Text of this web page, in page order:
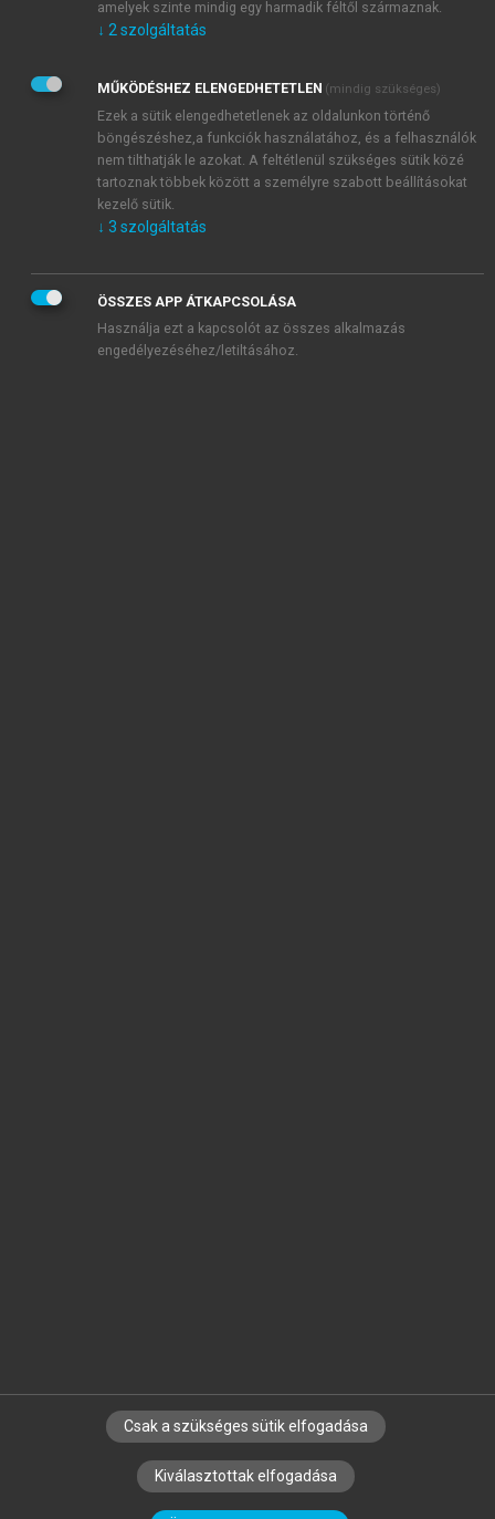
Kérek értesítést a MeRSZ újdonságairól, akcióiról.
Kérek értesítést az Akadémiai Kiadó Zrt. újdonságairól,
Adatkezelési tájékoztatóbanfoglaltakat tudomásul
veszem és elfogadom.
Általános vásárlási feltételeket, valamint a szotar.netés a
mersz.huoldalak licencszerződéseiben foglaltakat
tudomásul veszem és elfogadom.
KIPRÓBÁLOM
SZERZŐKNEK CÉGEKNEK KÖNYVTÁROSOKNAK
SZERKESZTÉSI ÉS LEKTORÁLÁSI ALAPELVEK
amelyek szinte mindig egy harmadik féltől származnak.
↓ 2 szolgáltatás
MŰKÖDÉSHEZ ELENGEDHETETLEN (mindig szükséges)
Ezek a sütik elengedhetetlenek az oldalunkon történő
böngészéshez,a funkciók használatához, és a felhasználók
nem tilthatják le azokat. A feltétlenül szükséges sütik közé
tartoznak többek között a személyre szabott beállításokat
kezelő sütik.
↓ 3 szolgáltatás
ÖSSZES APP ÁTKAPCSOLÁSA
Használja ezt a kapcsolót az összes alkalmazás
engedélyezéséhez/letiltásához.
Csak a szükséges sütik elfogadása
Kiválasztottak elfogadása